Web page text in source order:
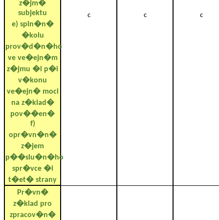
z�jm�
subjektu
e) spln�n�
�kolu
prov�d�n�ho
ve ve�ejn�m
z�jmu �i p�i
v�konu
ve�ejn� moci
na z�klad�
pov��en�
f)
opr�vn�n�
z�jem
p��slu�n�ho
spr�vce �i
t�et� strany
c c c
Pr�vn�
z�klad pro
zpracov�n�